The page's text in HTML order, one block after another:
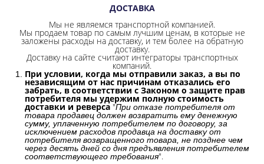
ДОСТАВКА
Мы не являемся транспортной компанией.
Мы продаем товар по самым лучшим ценам, в которые не
заложены расходы на доставку, и тем более на обратную
доставку.
Доставку на сайте считают интеграторы транспортных
компаний.
При условии, когда мы отправили заказ, а вы по
независящим от нас причинам отказались его
забрать, в соответствии с Законом о защите прав
потребителя мы удержим полную стоимость
доставки и реверса "При отказе потребителя от
товара продавец должен возвратить ему денежную
сумму, уплаченную потребителем по договору, за
исключением расходов продавца на доставку от
потребителя возвращенного товара, не позднее чем
через десять дней со дня предъявления потребителем
соответствующего требования".